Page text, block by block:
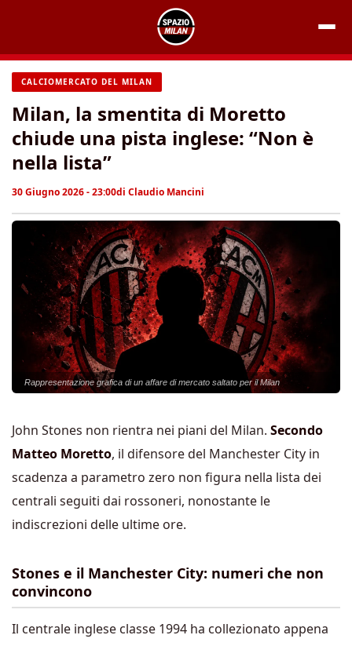
contenuto
CALCIOMERCATO DEL MILAN
Milan, la smentita di Moretto
chiude una pista inglese: “Non è
nella lista”
30 Giugno 2026 - 23:00di Claudio Mancini
Rappresentazione grafica di un affare di mercato saltato per il Milan
John Stones non rientra nei piani del Milan. Secondo
Matteo Moretto, il difensore del Manchester City in
scadenza a parametro zero non figura nella lista dei
centrali seguiti dai rossoneri, nonostante le
indiscrezioni delle ultime ore.
Stones e il Manchester City: numeri che non
convincono
Il centrale inglese classe 1994 ha collezionato appena